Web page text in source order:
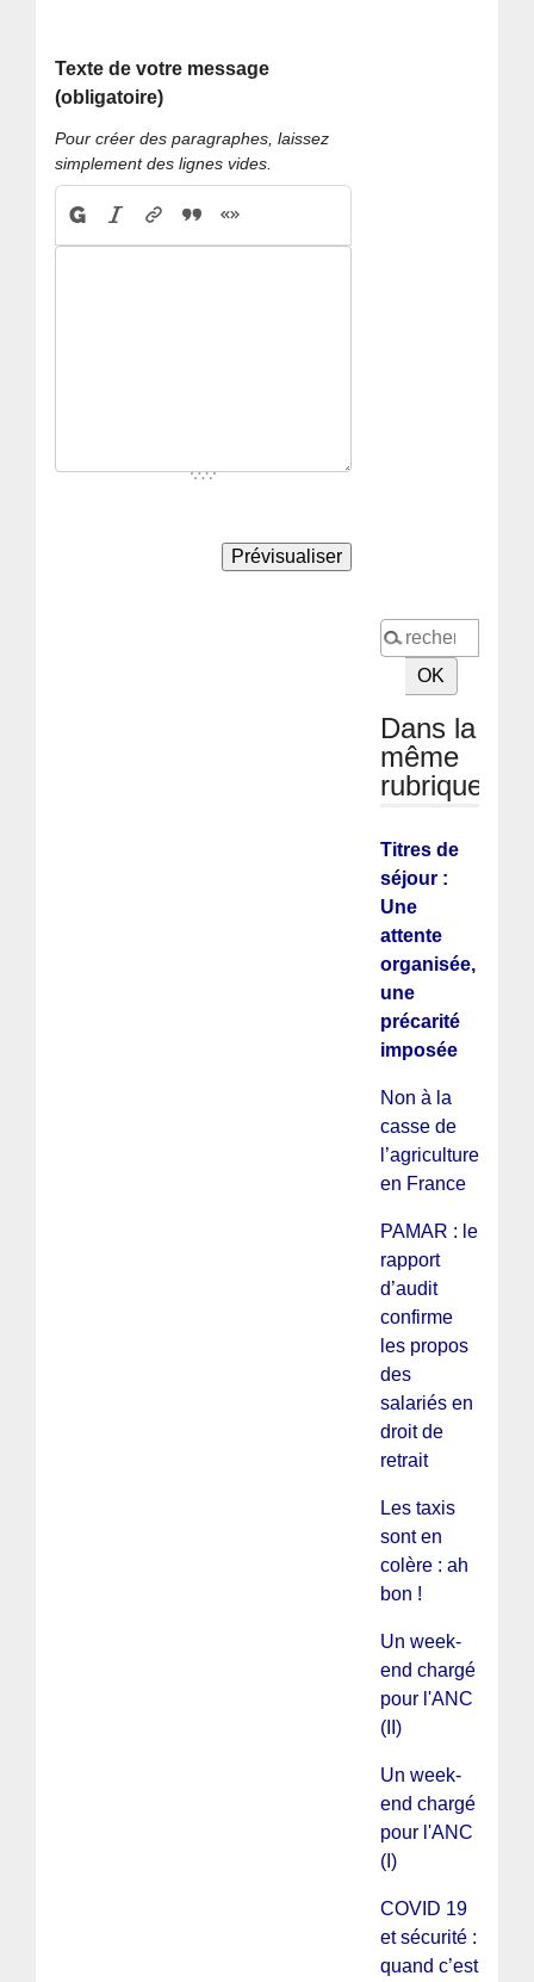
Texte de votre message
(obligatoire)
Pour créer des paragraphes, laissez
simplement des lignes vides.
Dans la
même
rubrique
Titres de
séjour :
Une
attente
organisée,
une
précarité
imposée
Non à la
casse de
l’agriculture
en France
PAMAR : le
rapport
d’audit
confirme
les propos
des
salariés en
droit de
retrait
Les taxis
sont en
colère : ah
bon !
Un week-
end chargé
pour l'ANC
(II)
Un week-
end chargé
pour l'ANC
(I)
COVID 19
et sécurité :
quand c’est